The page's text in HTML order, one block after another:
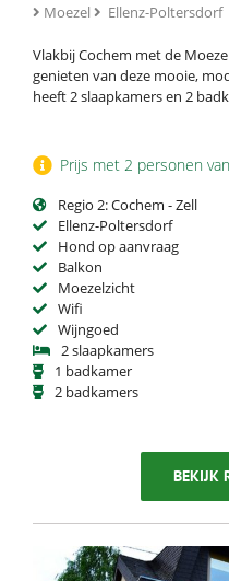
Moezel Ellenz-Poltersdorf
Vlakbij Cochem met de
genieten van deze mooie,
heeft 2 slaapkamers en 2
Prijs met 2 personen
Regio 2: Cochem - Zell
Ellenz-Poltersdorf
Hond op aanvraag
Balkon
Moezelzicht
Wifi
Wijngoed
2 slaapkamers
1 badkamer
2 badkamers
BEKIJK